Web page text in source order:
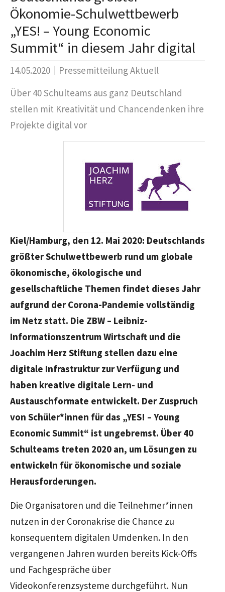
Ökonomie-Schulwettbewerb
„YES! – Young Economic
Summit“ in diesem Jahr digital
14.05.2020
Pressemitteilung Aktuell
Über 40 Schulteams aus ganz Deutschland
stellen mit Kreativität und Chancendenken ihre
Projekte digital vor
Kiel/Hamburg, den 12. Mai 2020: Deutschlands
größter Schulwettbewerb rund um globale
ökonomische, ökologische und
gesellschaftliche Themen findet dieses Jahr
aufgrund der Corona-Pandemie vollständig
im Netz statt. Die ZBW – Leibniz-
Informationszentrum Wirtschaft und die
Joachim Herz Stiftung stellen dazu eine
digitale Infrastruktur zur Verfügung und
haben kreative digitale Lern- und
Austauschformate entwickelt. Der Zuspruch
von Schüler*innen für das „YES! – Young
Economic Summit“ ist ungebremst. Über 40
Schulteams treten 2020 an, um Lösungen zu
entwickeln für ökonomische und soziale
Herausforderungen.
Die Organisatoren und die Teilnehmer*innen
nutzen in der Coronakrise die Chance zu
konsequentem digitalen Umdenken. In den
vergangenen Jahren wurden bereits Kick-Offs
und Fachgespräche über
Videokonferenzsysteme durchgeführt. Nun